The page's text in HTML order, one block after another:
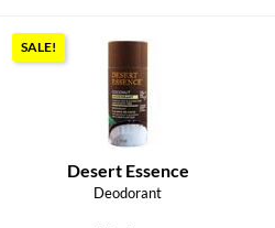
SALE!
Desert Essence
Deodorant